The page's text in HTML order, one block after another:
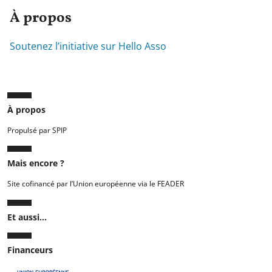
À propos
Soutenez l’initiative sur Hello Asso
À propos
Propulsé par SPIP
Mais encore ?
Site cofinancé par l’Union européenne via le FEADER
Et aussi...
Financeurs